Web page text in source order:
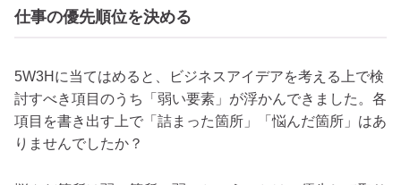
仕事の優先順位を決める
5W3Hに当てはめると、ビジネスアイデアを考える上で検
討すべき項目のうち「弱い要素」が浮かんできました。各
項目を書き出す上で「詰まった箇所」「悩んだ箇所」はあ
りませんでしたか？